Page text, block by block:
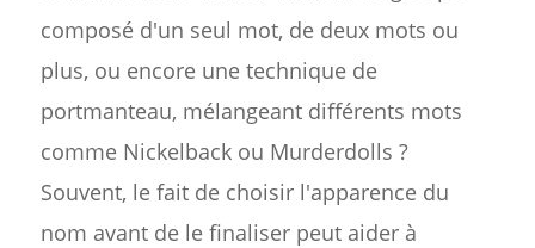
composé d'un seul mot, de deux mots ou
plus, ou encore une technique de
portmanteau, mélangeant différents mots
comme Nickelback ou Murderdolls ?
Souvent, le fait de choisir l'apparence du
nom avant de le finaliser peut aider à